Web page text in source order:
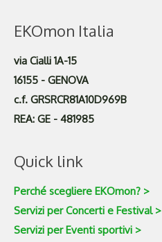
EKOmon Italia
via Cialli 1A-15
16155 - GENOVA
c.f. GRSRCR81A10D969B
REA: GE - 481985
Quick link
Perché scegliere EKOmon? >
Servizi per Concerti e Festival >
Servizi per Eventi sportivi >